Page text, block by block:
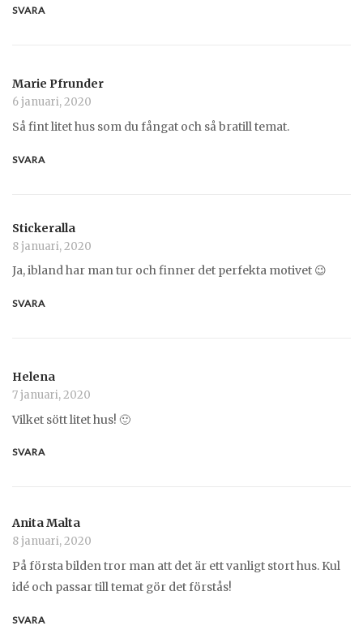
SVARA
Marie Pfrunder
6 januari, 2020
Så fint litet hus som du fångat och så bratill temat.
SVARA
Stickeralla
8 januari, 2020
Ja, ibland har man tur och finner det perfekta motivet 😉
SVARA
Helena
7 januari, 2020
Vilket sött litet hus! 🙂
SVARA
Anita Malta
8 januari, 2020
På första bilden tror man att det är ett vanligt stort hus. Kul
idé och passar till temat gör det förstås!
SVARA